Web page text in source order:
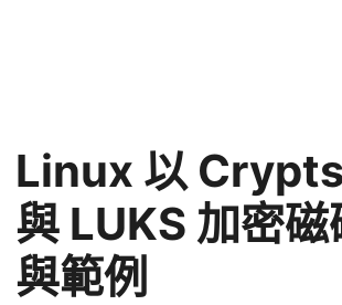
Linux 以
與 LUKS 加密
與範例